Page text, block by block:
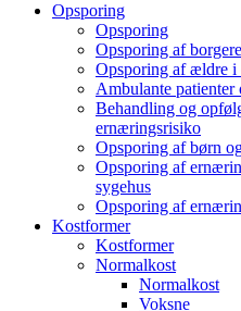
Opsporing
Opsporing
Opsporing af
Opsporing af ældre
Ambulante patienter
Behandling og
ernæringsrisiko
Opsporing af børn
Opsporing af
sygehus
Opsporing af
Kostformer
Kostformer
Normalkost
Normalkost
Voksne